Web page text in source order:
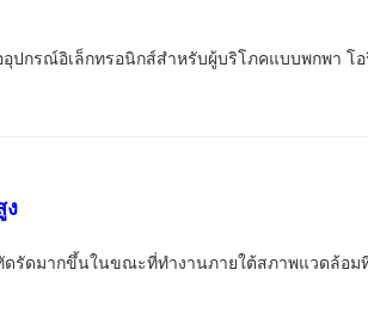
กรณ์อิเล็กทรอนิกส์สำหรับผู้บริโภคแบบพกพา โ
ง
ดมากขึ้นในขณะที่ทำงานภายใต้สภาพแวดล้อม